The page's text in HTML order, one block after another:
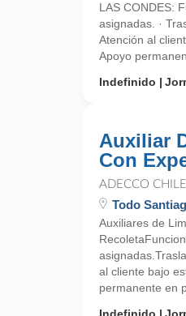
LAS CONDES:
asignadas. ·
Atención al
Apoyo
Indefinido
Auxiliar
Con
ADECCO CHILE
Todo
Auxiliares de
al cliente bajo
permanente en